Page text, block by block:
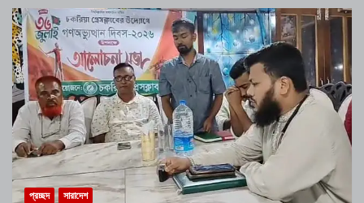
প্রচ্ছদ সারাদেশ